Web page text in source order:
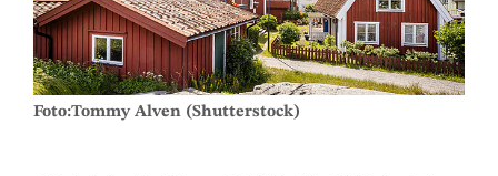
Foto:Tommy Alven (Shutterstock)